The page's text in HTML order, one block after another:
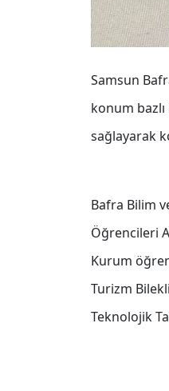
Samsun
konum
sağlayarak
Bafra Bilim
Öğrencileri
Kurum
Turizm
Teknolojik